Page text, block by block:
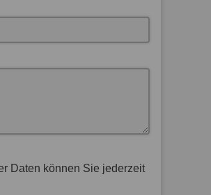
Daten können Sie jederzeit